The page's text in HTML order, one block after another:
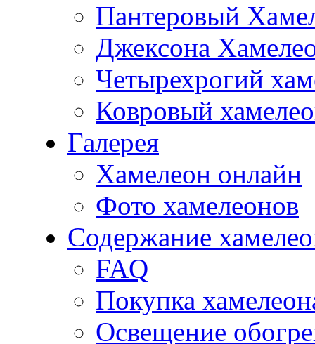
Пантеровый
Джексона
Четырехрогий
Ковровый
Галерея
Хамелеон онлайн
Фото хамелеонов
Содержание
FAQ
Покупка
Освещение